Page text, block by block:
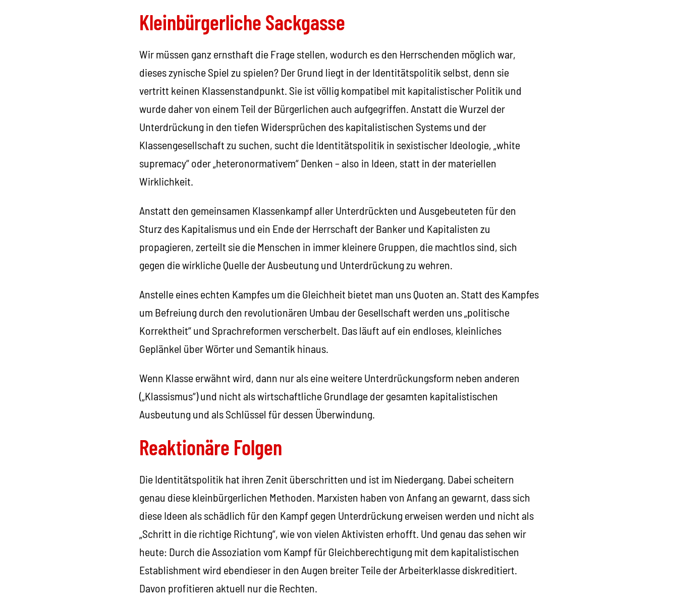
Kleinbürgerliche Sackgasse
Wir müssen ganz ernsthaft die Frage stellen, wodurch es den Herrschenden möglich war,
dieses zynische Spiel zu spielen? Der Grund liegt in der Identitätspolitik selbst, denn sie
vertritt keinen Klassenstandpunkt. Sie ist völlig kompatibel mit kapitalistischer Politik und
wurde daher von einem Teil der Bürgerlichen auch aufgegriffen. Anstatt die Wurzel der
Unterdrückung in den tiefen Widersprüchen des kapitalistischen Systems und der
Klassengesellschaft zu suchen, sucht die Identitätspolitik in sexistischer Ideologie, „white
supremacy“ oder „heteronormativem“ Denken – also in Ideen, statt in der materiellen
Wirklichkeit.
Anstatt den gemeinsamen Klassenkampf aller Unterdrückten und Ausgebeuteten für den
Sturz des Kapitalismus und ein Ende der Herrschaft der Banker und Kapitalisten zu
propagieren, zerteilt sie die Menschen in immer kleinere Gruppen, die machtlos sind, sich
gegen die wirkliche Quelle der Ausbeutung und Unterdrückung zu wehren.
Anstelle eines echten Kampfes um die Gleichheit bietet man uns Quoten an. Statt des Kampfes
um Befreiung durch den revolutionären Umbau der Gesellschaft werden uns „politische
Korrektheit“ und Sprachreformen verscherbelt. Das läuft auf ein endloses, kleinliches
Geplänkel über Wörter und Semantik hinaus.
Wenn Klasse erwähnt wird, dann nur als eine weitere Unterdrückungsform neben anderen
(„Klassismus“) und nicht als wirtschaftliche Grundlage der gesamten kapitalistischen
Ausbeutung und als Schlüssel für dessen Überwindung.
Reaktionäre Folgen
Die Identitätspolitik hat ihren Zenit überschritten und ist im Niedergang. Dabei scheitern
genau diese kleinbürgerlichen Methoden. Marxisten haben von Anfang an gewarnt, dass sich
diese Ideen als schädlich für den Kampf gegen Unterdrückung erweisen werden und nicht als
„Schritt in die richtige Richtung“, wie von vielen Aktivisten erhofft. Und genau das sehen wir
heute: Durch die Assoziation vom Kampf für Gleichberechtigung mit dem kapitalistischen
Establishment wird ebendieser in den Augen breiter Teile der Arbeiterklasse diskreditiert.
Davon profitieren aktuell nur die Rechten.